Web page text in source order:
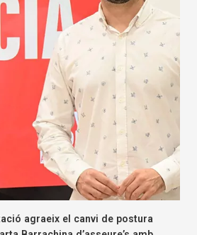
agraeix el canvi de postura